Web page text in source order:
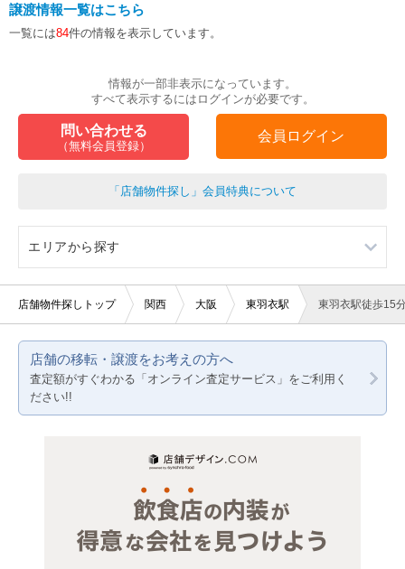
譲渡情報一覧はこちら
一覧には84件の情報を表示しています。
情報が一部非表示になっています。
すべて表示するにはログインが必要です。
問い合わせる
（無料会員登録）
会員ログイン
「店舗物件探し」会員特典について
エリアから探す
大阪
兵庫
店舗物件探しトップ 関西 大阪 東羽衣駅 東羽衣駅徒歩15
店舗の移転・譲渡をお考えの方へ
査定額がすぐわかる「オンライン査定サービス」をご利用く
ださい!!